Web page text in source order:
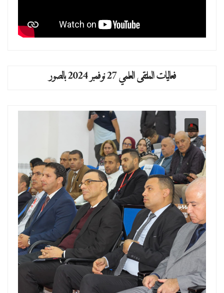
فعاليات الملتقى العلمي 27 نوفمبر 2024 بالصور